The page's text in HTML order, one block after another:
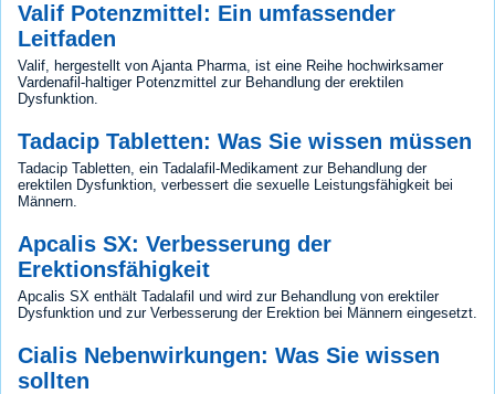
Valif Potenzmittel: Ein umfassender
Leitfaden
Valif, hergestellt von Ajanta Pharma, ist eine Reihe hochwirksamer
Vardenafil-haltiger Potenzmittel zur Behandlung der erektilen
Dysfunktion.
Tadacip Tabletten: Was Sie wissen müssen
Tadacip Tabletten, ein Tadalafil-Medikament zur Behandlung der
erektilen Dysfunktion, verbessert die sexuelle Leistungsfähigkeit bei
Männern.
Apcalis SX: Verbesserung der
Erektionsfähigkeit
Apcalis SX enthält Tadalafil und wird zur Behandlung von erektiler
Dysfunktion und zur Verbesserung der Erektion bei Männern eingesetzt.
Cialis Nebenwirkungen: Was Sie wissen
sollten